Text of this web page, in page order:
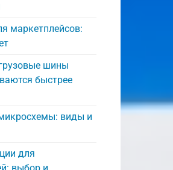
маркетплейсов:
шины
быстрее
виды и
для